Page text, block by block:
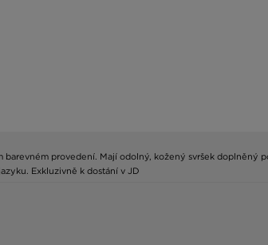
provedení. Mají odolný, kožený svršek doplněný
Exkluzivně k dostání v JD